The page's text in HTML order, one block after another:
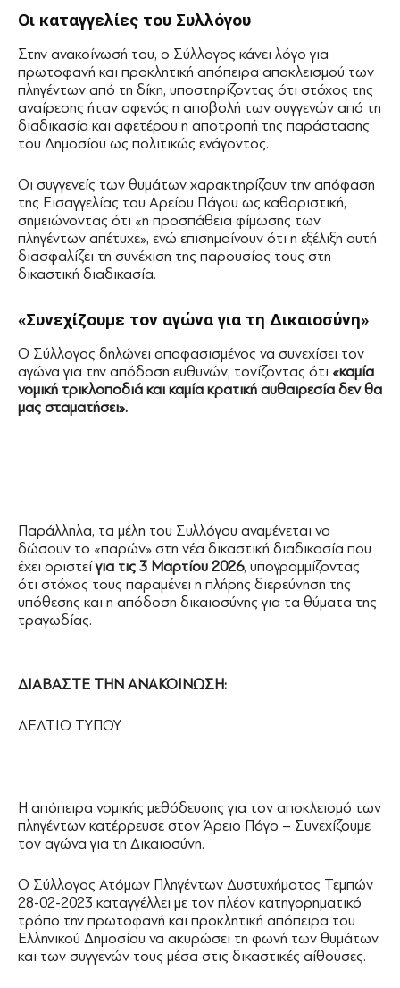
Οι καταγγελίες του Συλλόγου
Στην ανακοίνωσή του, ο Σύλλογος κάνει λόγο για
πρωτοφανή και προκλητική απόπειρα αποκλεισμού των
πληγέντων από τη δίκη, υποστηρίζοντας ότι στόχος της
αναίρεσης ήταν αφενός η αποβολή των συγγενών από τη
διαδικασία και αφετέρου η αποτροπή της παράστασης
του Δημοσίου ως πολιτικώς ενάγοντος.
Οι συγγενείς των θυμάτων χαρακτηρίζουν την απόφαση
της Εισαγγελίας του Αρείου Πάγου ως καθοριστική,
σημειώνοντας ότι «η προσπάθεια φίμωσης των
πληγέντων απέτυχε», ενώ επισημαίνουν ότι η εξέλιξη αυτή
διασφαλίζει τη συνέχιση της παρουσίας τους στη
δικαστική διαδικασία.
«Συνεχίζουμε τον αγώνα για τη Δικαιοσύνη»
Ο Σύλλογος δηλώνει αποφασισμένος να συνεχίσει τον
αγώνα για την απόδοση ευθυνών, τονίζοντας ότι «καμία
νομική τρικλοποδιά και καμία κρατική αυθαιρεσία δεν θα
μας σταματήσει».
Παράλληλα, τα μέλη του Συλλόγου αναμένεται να
δώσουν το «παρών» στη νέα δικαστική διαδικασία που
έχει οριστείγια τις 3 Μαρτίου 2026, υπογραμμίζοντας
ότι στόχος τους παραμένει η πλήρης διερεύνηση της
υπόθεσης και η απόδοση δικαιοσύνης για τα θύματα της
τραγωδίας.
ΔΙΑΒΑΣΤΕ ΤΗΝ ΑΝΑΚΟΙΝΩΣΗ:
ΔΕΛΤΙΟ ΤΥΠΟΥ
Η απόπειρα νομικής μεθόδευσης για τον αποκλεισμό των
πληγέντων κατέρρευσε στον Άρειο Πάγο – Συνεχίζουμε
τον αγώνα για τη Δικαιοσύνη.
Ο Σύλλογος Ατόμων Πληγέντων Δυστυχήματος Τεμπών
28-02-2023 καταγγέλλει με τον πλέον κατηγορηματικό
τρόπο την πρωτοφανή και προκλητική απόπειρα του
Ελληνικού Δημοσίου να ακυρώσει τη φωνή των θυμάτων
και των συγγενών τους μέσα στις δικαστικές αίθουσες.